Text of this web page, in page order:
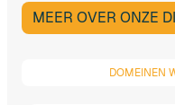
MEER OVER ONZE
DOMEINEN